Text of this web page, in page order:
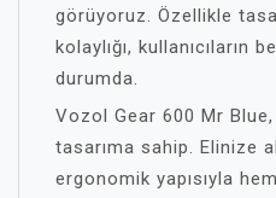
görüyoruz. Özellikle
kolaylığı, kullanıcıların
durumda.
Vozol Gear 600 Mr
tasarıma sahip. Elinize
ergonomik yapısıyla